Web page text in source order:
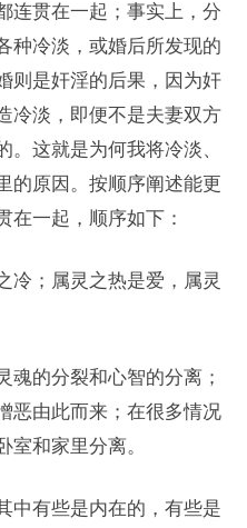
连贯在一起；事实上，分
种冷淡，或婚后所发现的
则是奸淫的后果，因为奸
冷淡，即便不是夫妻双方
这就是为何我将冷淡、
的原因。按顺序阐述能更
在一起，顺序如下：
；属灵之热是爱，属灵
的分裂和心智的分离；
恶由此而来；在很多情况
室和家里分离。
中有些是内在的，有些是